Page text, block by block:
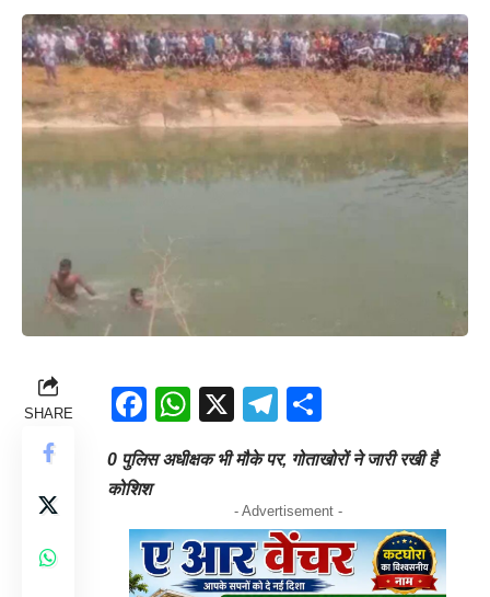
SHARE Facebook
WhatsApp
X Telegram
0 पुलिस अधीक्षक भी मौके पर, गोताखोरों ने जारी रखी है
कोशिश
- Advertisement -